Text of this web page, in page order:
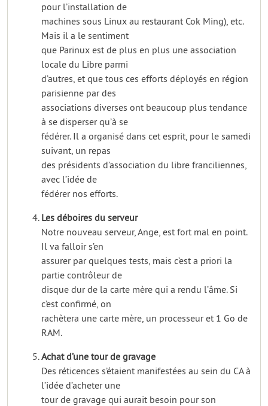
pour l’installation de
machines sous Linux au restaurant Cok Ming), etc.
Mais il a le sentiment
que Parinux est de plus en plus une association
locale du Libre parmi
d’autres, et que tous ces efforts déployés en région
parisienne par des
associations diverses ont beaucoup plus tendance
à se disperser qu’à se
fédérer. Il a organisé dans cet esprit, pour le samedi
suivant, un repas
des présidents d’association du libre franciliennes,
avec l’idée de
fédérer nos efforts.
Les déboires du serveur
Notre nouveau serveur, Ange, est fort mal en point.
Il va falloir s’en
assurer par quelques tests, mais c’est a priori la
partie contrôleur de
disque dur de la carte mère qui a rendu l’âme. Si
c’est confirmé, on
rachètera une carte mère, un processeur et 1 Go de
RAM.
Achat d’une tour de gravage
Des réticences s’étaient manifestées au sein du CA à
l’idée d’acheter une
tour de gravage qui aurait besoin pour son